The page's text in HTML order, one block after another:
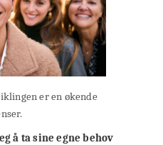
er en økende
å ta sine egne behov